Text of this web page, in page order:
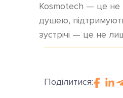
Kosmotech — це не
душею,
зустрічі — це не
Поділитися: